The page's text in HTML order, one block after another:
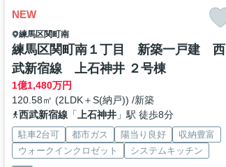
NEW
練馬区関町南
練馬区関町南１丁目 新築一戸建 西
武新宿線 上石神井 ２号棟
1億1,480万円
120.58㎡ (2LDK＋S(納戸)) /新築
西武新宿線「 上石神井」駅 徒歩8分
駐車2台可 都市ガス 陽当り良好
収納豊富
ウォークインクロゼット
システムキッチン